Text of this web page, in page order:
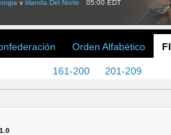
v Irlanda Del Norte 05:00 EDT
Orden Alfabético
161-200 201-209